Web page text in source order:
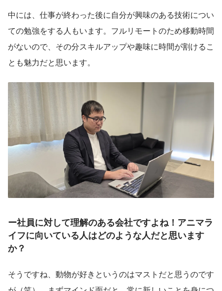
中には、仕事が終わった後に自分が興味のある技術につい
ての勉強をする人もいます。フルリモートのため移動時間
がないので、その分スキルアップや趣味に時間が割けるこ
とも魅力だと思います。
ー社員に対して理解のある会社ですよね！アニマラ
イフに向いている人はどのような人だと思います
か？
そうですね、動物が好きというのはマストだと思うのです